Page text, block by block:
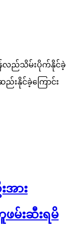
န်လည်သိမ်းပိုက်နိုင်ခဲ့
ည်းနိုင်ခဲ့ကြောင်း
အား
မ်းဆီးရမိ